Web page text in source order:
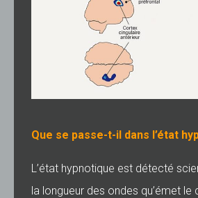
Que se passe-t-il dans l’état
L’état hypnotique est détecté
la longueur des ondes qu’émet le